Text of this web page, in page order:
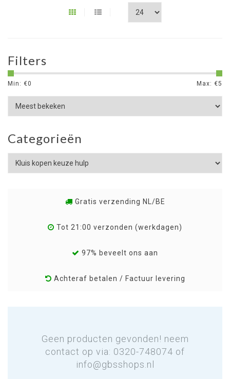
Filters
Min: €0 Max: €5
Categorieën
Gratis verzending NL/BE
Tot 21:00 verzonden (werkdagen)
97% beveelt ons aan
Achteraf betalen / Factuur levering
Geen producten gevonden! neem
contact op via: 0320-748074 of
info@gbsshops.nl